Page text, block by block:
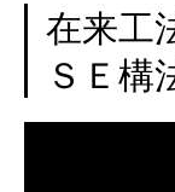
在来工
ＳＥ構